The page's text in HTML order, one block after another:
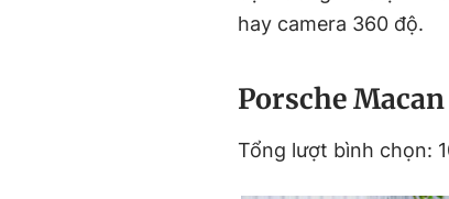
hay camera 360 độ.
Porsche Macan
Tổng lượt bình chọn: